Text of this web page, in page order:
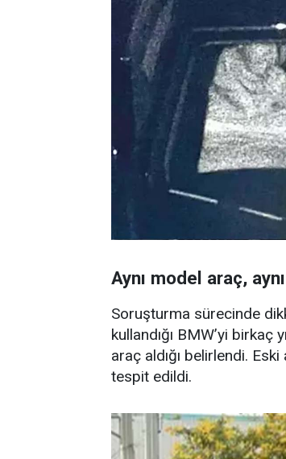
Aynı model araç,
Soruşturma sürecinde
kullandığı BMW’yi birkaç
araç aldığı belirlendi.
tespit edildi.